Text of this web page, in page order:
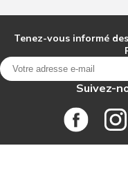
Tenez-vous informé
Suivez-